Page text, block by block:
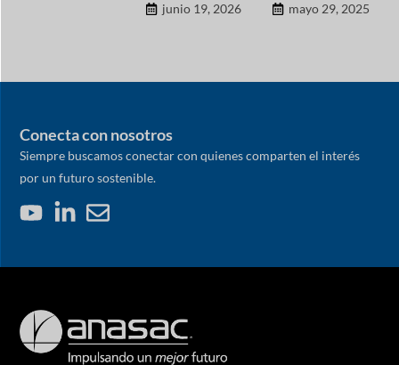
junio 19, 2026 mayo 29, 2025
Conecta con nosotros
Siempre buscamos conectar con quienes comparten el interés
por un futuro sostenible.